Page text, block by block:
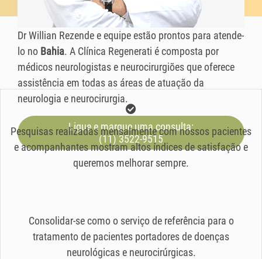
Dr Willian Rezende e equipe estão prontos para atende-
lo no Bahia. A Clínica Regenerati é composta por
médicos neurologistas e neurocirurgiões que oferece
assistência em todas as áreas de atuação da
neurologia e neurocirurgia.
Ligue e marque uma consulta:
(11) 3522-9515
Pesquisas realizadas mensalmente com nossos pacientes
e acompanhantes mostram altos índices de satisfação e
queremos melhorar sempre.
Consolidar-se como o serviço de referência para o
tratamento de pacientes portadores de doenças
neurológicas e neurocirúrgicas.